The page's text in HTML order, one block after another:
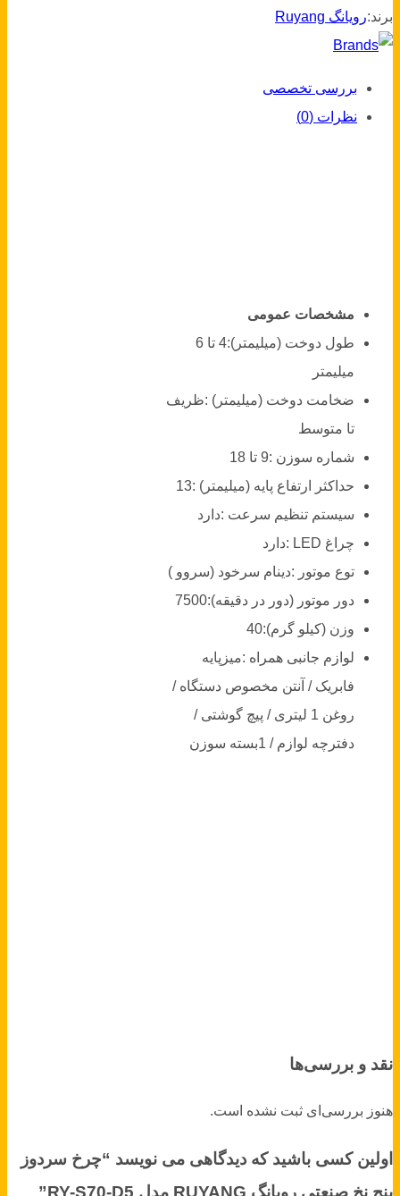
برند:رویانگ Ruyang
بررسی تخصصی
نظرات (0)
مشخصات عمومی
طول دوخت (میلیمتر):
4 تا 6
میلیمتر
ضخامت دوخت (میلیمتر) :ظریف
تا متوسط
شماره سوزن :9 تا 18
حداکثر ارتفاع پایه (میلیمتر) :13
سیستم تنظیم سرعت :دارد
چراغ LED :
دارد
توع موتور :دینام سرخود (سروو )
دور موتور (دور در دقیقه):7500
وزن (کیلو گرم):40
لوازم جانبی همراه :میزپایه
فابریک / آنتن مخصوص دستگاه /
روغن 1 لیتری / پیچ گوشتی /
دفترچه لوازم / 1بسته سوزن
نقد و بررسی‌ها
هنوز بررسی‌ای ثبت نشده است.
اولین کسی باشید که دیدگاهی می نویسد “چرخ سردوز
پنج نخ صنعتی رویانگ RUYANG مدل RY-S70-D5”